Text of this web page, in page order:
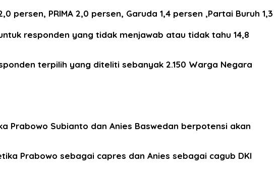
persen, PRIMA 2,0 persen, Garuda 1,4 persen ,Partai Buruh 1,3
responden yang tidak menjawab atau tidak tahu 14,8
terpilih yang diteliti sebanyak 2.150 Warga Negara
Prabowo Subianto dan Anies Baswedan berpotensi akan
Prabowo sebagai capres dan Anies sebagai cagub DKI